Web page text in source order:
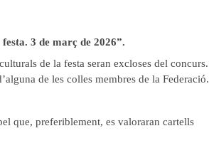
3 de març de 2026”.
de la festa seran excloses del concurs.
de les colles membres de la Federació.
que, preferiblement, es valoraran cartells